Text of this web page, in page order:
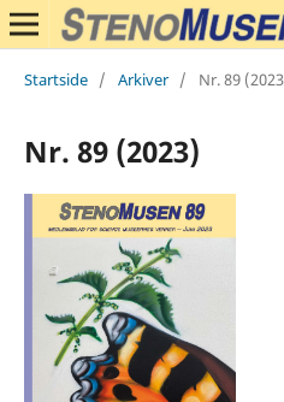
Startside / Arkiver / Nr. 89
Nr. 89 (2023)